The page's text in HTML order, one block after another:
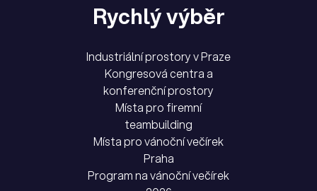
Rychlý výběr
Industriální prostory v Praze
Kongresová centra a
konferenční prostory
Místa pro firemní
teambuilding
Místa pro vánoční večírek
Praha
Program na vánoční večírek